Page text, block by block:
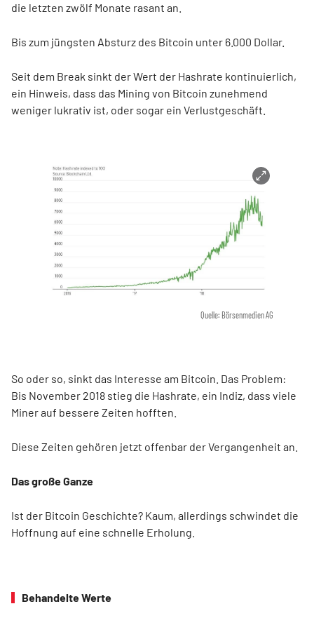
die letzten zwölf Monate rasant an.
Bis zum jüngsten Absturz des Bitcoin unter 6.000 Dollar.
Seit dem Break sinkt der Wert der Hashrate kontinuierlich,
ein Hinweis, dass das Mining von Bitcoin zunehmend
weniger lukrativ ist, oder sogar ein Verlustgeschäft.
Quelle: Börsenmedien AG
So oder so, sinkt das Interesse am Bitcoin. Das Problem:
Bis November 2018 stieg die Hashrate, ein Indiz, dass viele
Miner auf bessere Zeiten hofften.
Diese Zeiten gehören jetzt offenbar der Vergangenheit an.
Das große Ganze
Ist der Bitcoin Geschichte? Kaum, allerdings schwindet die
Hoffnung auf eine schnelle Erholung.
Behandelte Werte